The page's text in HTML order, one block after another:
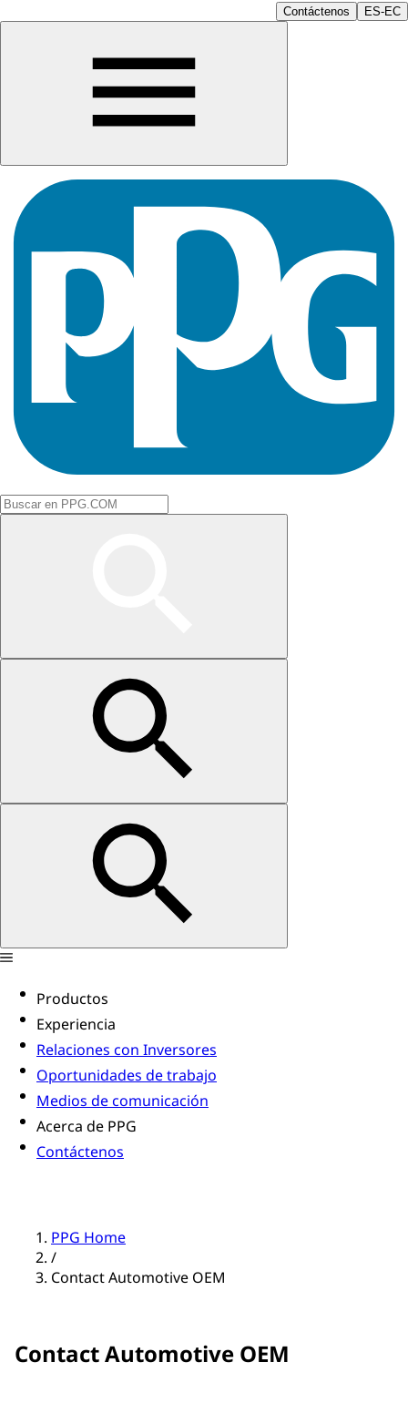
Contáctenos ES-EC
Productos
Experiencia
Relaciones con Inversores
Oportunidades de trabajo
Medios de comunicación
Acerca de PPG
Contáctenos
PPG Home
/
Contact Automotive OEM
Contact Automotive OEM